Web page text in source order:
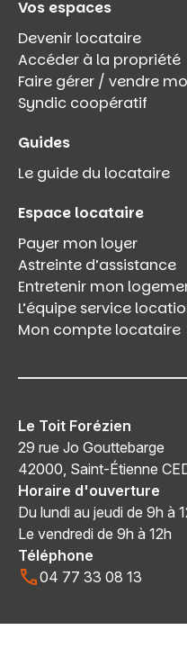
Vos espaces
Devenir locataire
Accéder à la propriété
Faire gérer / vendre
Syndic coopératif
Guides
Le guide du locataire
Espace locataire
Payer mon loyer
Astreinte d’assistance
Entretenir mon
L’équipe service
Mon compte locataire
Le Toit Forézien
29 rue Jo Gouttebarge
42000, Saint-Étienne
Horaire d'ouverture
Du lundi au jeudi de 9h à
Le vendredi de 9h à 12h
Téléphone
04 77 33 08 13